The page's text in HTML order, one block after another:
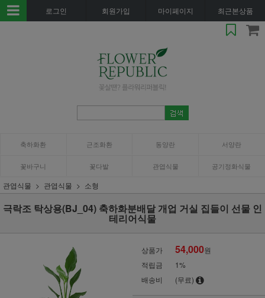
로그인 회원가입 마이페이지 최근본상품
축하화환 근조화환 동양란 서양란
꽃바구니 꽃다발 관엽식물 공기정화식물
관엽식물 관엽식물 소형
극락조 탁상용(BJ_04) 축하화분배달 개업 거실 집들이 선물 인
테리어식물
상품가 54,000원
적립금
1%
배송비
(무료)